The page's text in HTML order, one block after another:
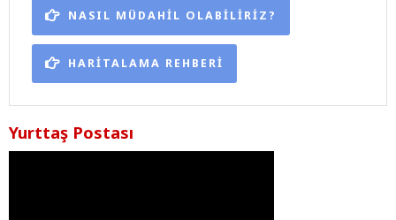
NASIL MÜDAHİL OLABİLİRİZ?
HARİTALAMA REHBERİ
Yurttaş Postası